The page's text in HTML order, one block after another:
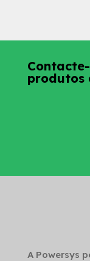
produtos
A Powersys